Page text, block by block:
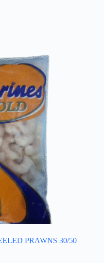
PRAWNS 30/50